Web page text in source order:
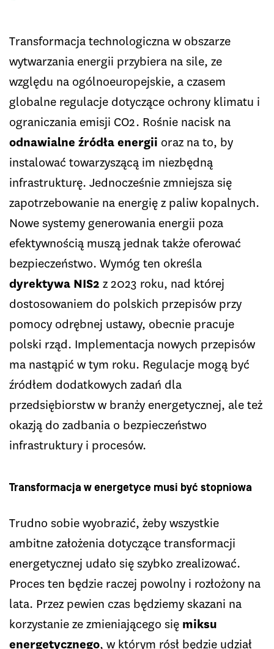
Transformacja technologiczna w obszarze
wytwarzania energii przybiera na sile, ze
względu na ogólnoeuropejskie, a czasem
globalne regulacje dotyczące ochrony klimatu i
ograniczania emisji CO2. Rośnie nacisk na
odnawialne źródła energii oraz na to, by
instalować towarzyszącą im niezbędną
infrastrukturę. Jednocześnie zmniejsza się
zapotrzebowanie na energię z paliw kopalnych.
Nowe systemy generowania energii poza
efektywnością muszą jednak także oferować
bezpieczeństwo. Wymóg ten określa
dyrektywa NIS2 z 2023 roku, nad której
dostosowaniem do polskich przepisów przy
pomocy odrębnej ustawy, obecnie pracuje
polski rząd. Implementacja nowych przepisów
ma nastąpić w tym roku. Regulacje mogą być
źródłem dodatkowych zadań dla
przedsiębiorstw w branży energetycznej, ale też
okazją do zadbania o bezpieczeństwo
infrastruktury i procesów.
Transformacja w energetyce musi być stopniowa
Trudno sobie wyobrazić, żeby wszystkie
ambitne założenia dotyczące transformacji
energetycznej udało się szybko zrealizować.
Proces ten będzie raczej powolny i rozłożony na
lata. Przez pewien czas będziemy skazani na
korzystanie ze zmieniającego się miksu
energetycznego, w którym rósł będzie udział